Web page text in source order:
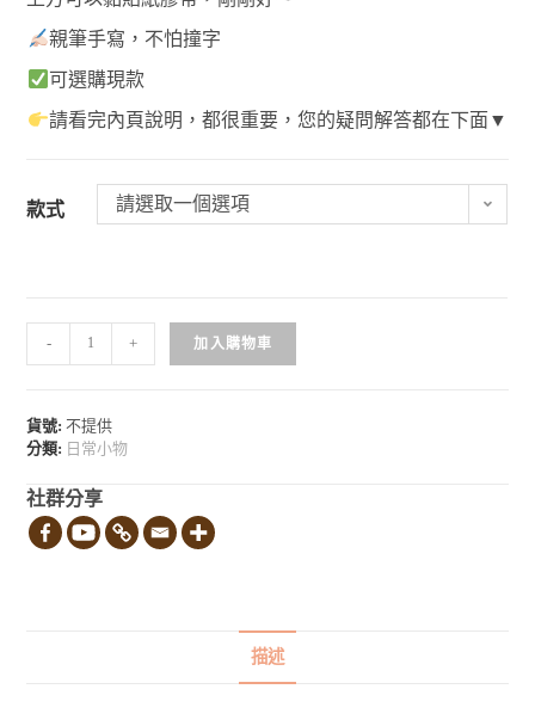
親筆手寫，不怕撞字
可選購現款
請看完內頁說明，都很重要，您的疑問解答都在下面▼
款式 請選取一個選項
- + 加入購物車
貨號:不提供
分類: 日常小物
社群分享
描述